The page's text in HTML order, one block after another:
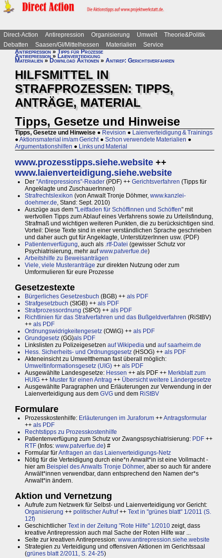
Direct-Action Antirepression Organisierung Umwelt
Theorie&Politik
Debatten
Saasen/GI/Mittelhessen Materialien
Service
Antirepression»Tipps für Prozesse
Antirepression » Laienverteidigung
Materialien » Download Aktionen » Antirep: Gerichtsverfahren
HILFSMITTEL IN
STRAFPROZESSEN: TIPPS,
ANTRÄGE, MATERIAL
Tipps, Gesetze und Hinweise
Tipps, Gesetze und Hinweise ● Revision ● Laienverteidigung & Trainings
●Aktionsmaterial im/am Gericht ● Schon verwendete Materialien ●
Argumentationshilfen ● Links und Material
www.prozesstipps.siehe.website ++
www.laienverteidigung.siehe.website
Der "Antirepressions"-Reader (PDF) ++ Gerichtsverfahren (Tipps für
Angeklagte und ZuschauerInnen)
Strafrechtslexikon (von Anwalt Tronje Döhmer, www.kanzlei-
doehmer.de, Stand: Sept. 2010)
Auszüge aus dem "Leitfaden für Schöffinnen und Schöffen" mit
wertvollen Tipps zum Ablauf eines Verfahrens sowie zu Urteilsfindung,
Strafmaß und wichtigen weiteren Punkten, die zu berücksichtigen sind.
Vorteil: Diese Texte sind in einer verständlichen Sprache geschrieben
und daher auch gut für Angeklagte, UnterstützerInnen usw. (PDF)
Patientenverfügung, auch als .rtf-Datei (gewisser Schutz vor
Psychiatrisierung, mehr aufwww.patverfue.de)
Arbeitshilfe zu Beweisanträgen
Viele, viele Musteranträge zur direkten Nutzung oder zum
Umformulieren für eure Prozesse
Gesetzestexte
Bürgerliches Gesetzesbuch (BGB) ++ als PDF
Strafgesetzbuch (StGB) ++ als PDF
Strafprozessordnung (StPO) ++ als PDF
Richtlinien für das Strafverfahren und das Bußgeldverfahren (RiStBV)
++ als PDF
Ordnungswidrigkeitengesetz (OWiG) ++ als PDF
Grundgesetz (GG)als PDF
Linkslisten zu Polizeigesetzen auf Wikipedia und auf saarheim.de
Hess. Sicherheits- und Ordnungsgesetz (HSOG) ++ als PDF
Akteneinsicht zu Umwelttheman fast überall möglich:
Umweltinformationsgesetz (UIG) ++ als PDF
Ausgewählte Landesgesetze: Hessen ++ als PDF ++ Merkblatt zum
HUIG ++ Muster für einen Antrag ++ Übersicht weitere Ländergesetze
Ausgewählte Paragraphen und Erläuterungen zur Verwendung in der
Laienverteidigung aus dem GVG und dem RiStBV
Formulare
Prozesskostenhilfe: Erläuterungen im Juraforum ++Antragsformular
++ als PDF
Rechtstipps zu Prozesskostenhilfe
Patientenverfügung zum Schutz vor Zwangspsychiatrisierung: PDF ++
RTF (Infos: www.patverfue.de) #
Formular fürAnfragen an das Laienverteidigungs-Netz
Nötig für die Verteidigung durch eine*n Anwalt*in ist eine Vollmacht -
hier am Beispiel des Anwalts Tronje Döhmer, aber so auch für andere
Anwält*innen verwendbar, dann entsprechend den Namen der*s
Anwalt*in ändern.
Aktion und Vernetzung
Aufrufe zum Netzwerk für Selbst- und Laienverteidigung vor Gericht:
Organisierung ++ politischer Aufruf++ Text in "grünes blatt" 1/2011 (S.
12f)
Geschichtlicher Text in der Zeitung "Rote Hilfe" 1/2010 zeigt, dass
kreative Antirepression auch mal Sache der Roten Hilfe war ...
Seite zur kreativen Antirepression: www.antirepression.siehe.website
Strategien zu Verteidigung und offensiven Aktionen im Gerichtssaal
(grünes blatt 2/2011, S. 24-25)